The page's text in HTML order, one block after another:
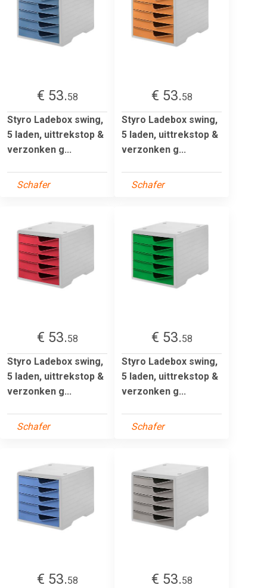
€ 53.58
Styro Ladebox swing,
5 laden, uittrekstop &
verzonken g...
Schafer
€ 53.58
Styro Ladebox swing,
5 laden, uittrekstop &
verzonken g...
Schafer
€ 53.58
Styro Ladebox swing,
5 laden, uittrekstop &
verzonken g...
Schafer
€ 53.58
Styro Ladebox swing,
5 laden, uittrekstop &
verzonken g...
Schafer
€ 53.58
€ 53.58